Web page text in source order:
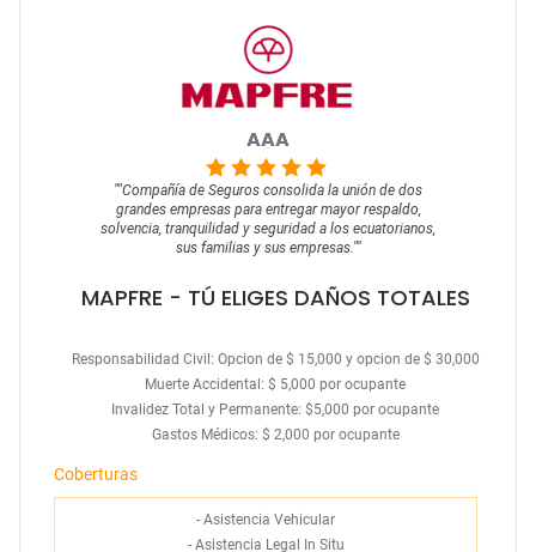
AAA
""Compañía de Seguros consolida la unión de dos
grandes empresas para entregar mayor respaldo,
solvencia, tranquilidad y seguridad a los ecuatorianos,
sus familias y sus empresas.""
MAPFRE - TÚ ELIGES DAÑOS TOTALES
Responsabilidad Civil: Opcion de $ 15,000 y opcion de $ 30,000
Muerte Accidental: $ 5,000 por ocupante
Invalidez Total y Permanente: $5,000 por ocupante
Gastos Médicos: $ 2,000 por ocupante
Coberturas
- Asistencia Vehicular
- Asistencia Legal In Situ